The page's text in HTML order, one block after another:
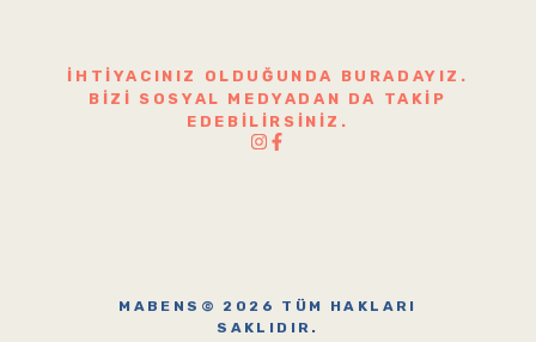
İHTIYACINIZ OLDUĞUNDA BURADAYIZ.
BIZI SOSYAL MEDYADAN DA TAKIP
EDEBILIRSINIZ.
MABENS© 2026 TÜM HAKLARI
SAKLIDIR.